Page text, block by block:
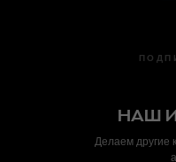
Делаем другие
НАШ